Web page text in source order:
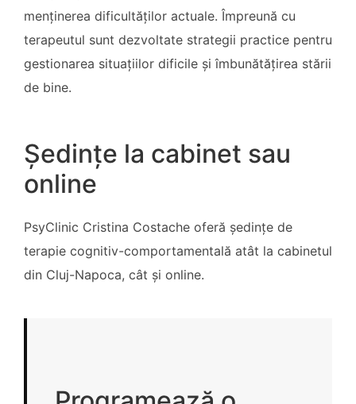
menținerea dificultăților actuale. Împreună cu
terapeutul sunt dezvoltate strategii practice pentru
gestionarea situațiilor dificile și îmbunătățirea stării
de bine.
Ședințe la cabinet sau
online
PsyClinic Cristina Costache oferă ședințe de
terapie cognitiv-comportamentală atât la cabinetul
din Cluj-Napoca, cât și online.